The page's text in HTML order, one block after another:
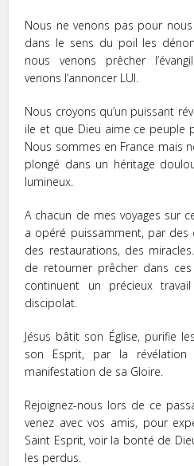
Nous ne venons pas pour
dans le sens du poil les
nous venons prêcher
venons l’annoncer LUI.
Nous croyons qu’un puissant
ile et que Dieu aime ce peuple
Nous sommes en France mais
plongé dans un héritage
lumineux.
A chacun de mes voyages sur
a opéré puissamment, par des
des restaurations, des
de retourner prêcher dans
continuent un précieux
discipolat.
Jésus bâtit son Église, purifie
son Esprit, par la
manifestation de sa Gloire.
Rejoignez-nous lors de ce
venez avec vos amis, pour
Saint Esprit, voir la bonté de
les perdus.